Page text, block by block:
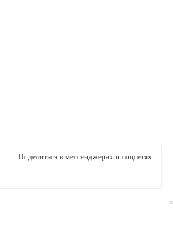
Поделиться в мессенджерах и соцсетях: